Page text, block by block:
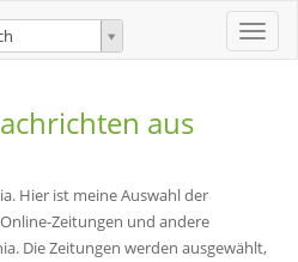
Toggle
aus
Hier ist meine Auswahl der
Zeitungen und andere
Die Zeitungen werden ausgewählt,